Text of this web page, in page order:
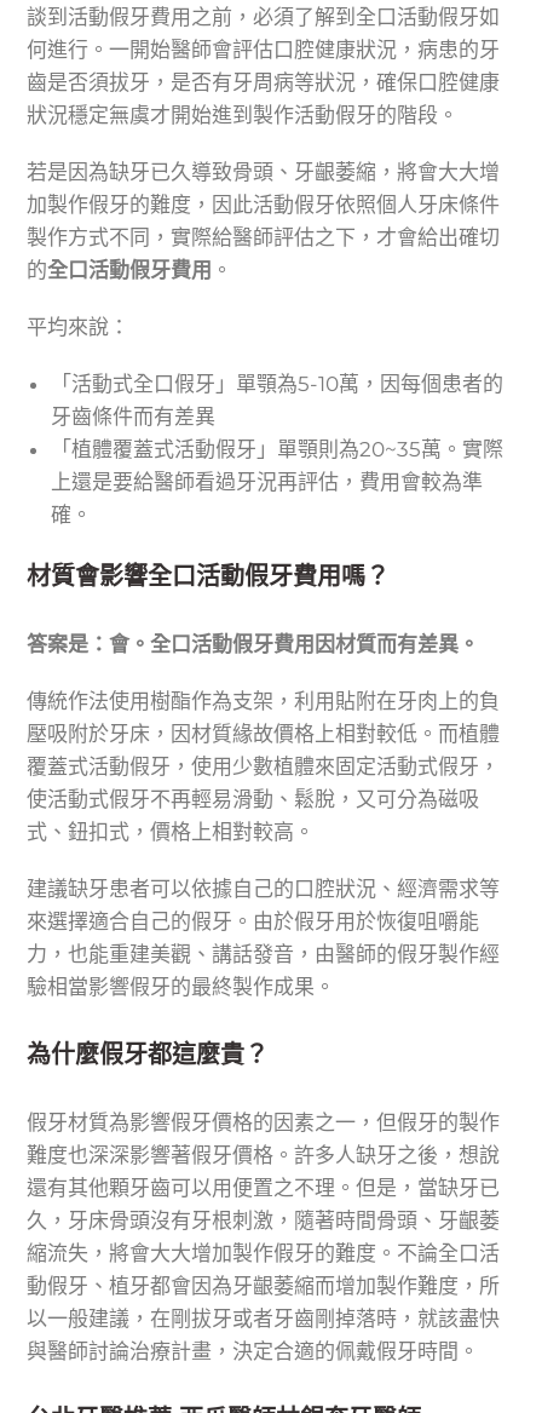
談到活動假牙費用之前，必須了解到全口活動假牙如
何進行。一開始醫師會評估口腔健康狀況，病患的牙
齒是否須拔牙，是否有牙周病等狀況，確保口腔健康
狀況穩定無虞才開始進到製作活動假牙的階段。
若是因為缺牙已久導致骨頭、牙齦萎縮，將會大大增
加製作假牙的難度，因此活動假牙依照個人牙床條件
製作方式不同，實際給醫師評估之下，才會給出確切
的全口活動假牙費用 。
平均來說：
「活動式全口假牙」單顎為5-10萬，因每個患者的
牙齒條件而有差異
「植體覆蓋式活動假牙」單顎則為20~35萬。實際
上還是要給醫師看過牙況再評估，費用會較為準
確。
材質會影響全口活動假牙費用嗎？
答案是：會。全口活動假牙費用因材質而有差異。
傳統作法使用樹酯作為支架，利用貼附在牙肉上的負
壓吸附於牙床，因材質緣故價格上相對較低。而植體
覆蓋式活動假牙，使用少數植體來固定活動式假牙，
使活動式假牙不再輕易滑動、鬆脫，又可分為磁吸
式、鈕扣式，價格上相對較高。
建議缺牙患者可以依據自己的口腔狀況、經濟需求等
來選擇適合自己的假牙。由於假牙用於恢復咀嚼能
力，也能重建美觀、講話發音，由醫師的假牙製作經
驗相當影響假牙的最終製作成果。
為什麼假牙都這麼貴？
假牙材質為影響假牙價格的因素之一，但假牙的製作
難度也深深影響著假牙價格。許多人缺牙之後，想說
還有其他顆牙齒可以用便置之不理。但是，當缺牙已
久，牙床骨頭沒有牙根刺激，隨著時間骨頭、牙齦萎
縮流失，將會大大增加製作假牙的難度。不論全口活
動假牙、植牙都會因為牙齦萎縮而增加製作難度，所
以一般建議，在剛拔牙或者牙齒剛掉落時，就該盡快
與醫師討論治療計畫，決定合適的佩戴假牙時間。